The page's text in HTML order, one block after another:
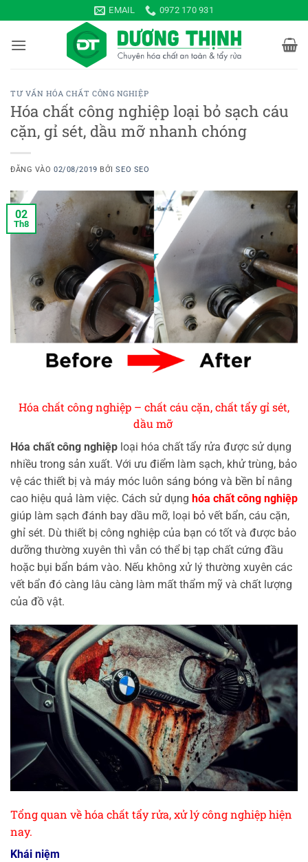
qua
nội
EMAIL 0972 170 931
TƯ VẤN HÓA CHẤT CÔNG NGHIỆP
Hóa chất công nghiệp loại bỏ sạch cáu
cặn, gỉ sét, dầu mỡ nhanh chóng
ĐĂNG VÀO02/08/2019 BỞISEO SEO
02
Th8
Hóa chất công nghiệp – chất cáu cặn, chất tẩy gỉ sét,
dầu mỡ
Hóa chất công nghiệp loại hóa chất tẩy rửa được sử dụng
nhiều trong sản xuất. Với ưu điểm làm sạch, khử trùng, bảo
vệ các thiết bị và máy móc luôn sáng bóng và bền bỉ nâng
cao hiệu quả làm việc. Cách sử dụng hóa chất công nghiệp
giúp làm sạch đánh bay dầu mỡ, loại bỏ vết bẩn, cáu cặn,
ghỉ sét. Dù thiết bị công nghiệp của bạn có tốt và được bảo
dưỡng thường xuyên thì vẫn có thể bị tạp chất cứng đầu
hoặc bụi bẩn bám vào. Nếu không xử lý thường xuyên các
vết bẩn đó càng lâu càng làm mất thẩm mỹ và chất lượng
của đồ vật.
Tổng quan về hóa chất tẩy rửa, xử lý công nghiệp hiện
nay.
Khái niệm